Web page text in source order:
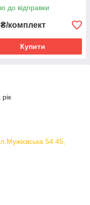
до відправки
₴/комплект
Купити
54 45,